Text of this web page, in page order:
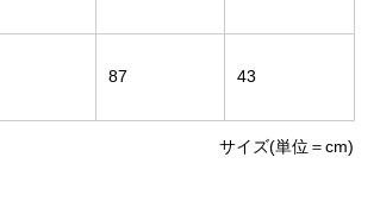
87 43
サイズ(単位＝cm)